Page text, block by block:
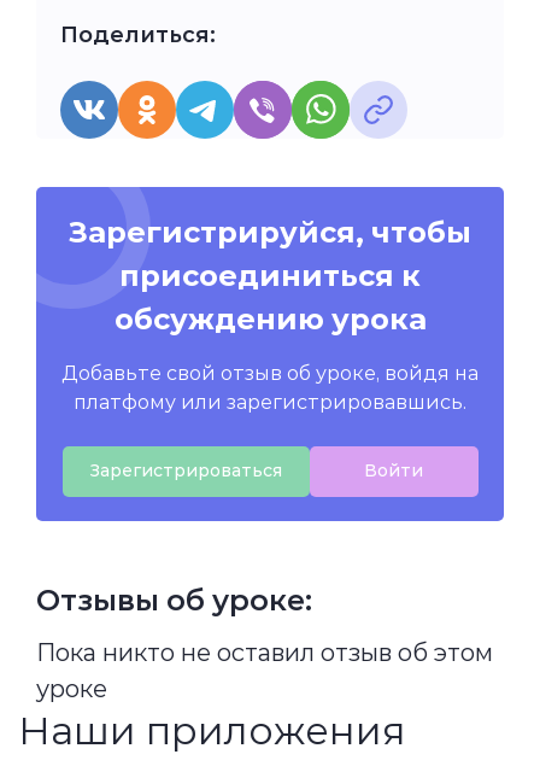
Поделиться:
Зарегистрируйся, чтобы
присоединиться к
обсуждению урока
Добавьте свой отзыв об уроке, войдя на
платфому или зарегистрировавшись.
Зарегистрироваться Войти
Отзывы об уроке:
Пока никто не оставил отзыв об этом
уроке
Наши приложения